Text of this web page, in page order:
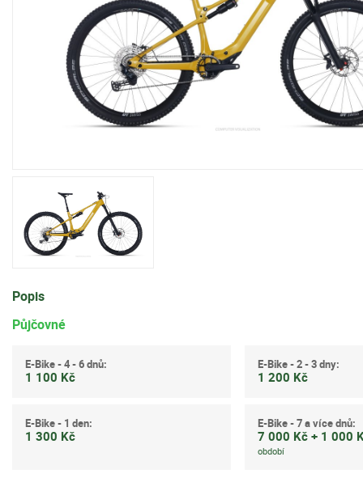
Popis
Půjčovné
E-Bike - 4 - 6 dnů:
1 100 Kč
E-Bike - 2 - 3 dny:
1 200 Kč
E-Bike - 1 den:
1 300 Kč
E-Bike - 7 a více dnů:
7 000 Kč + 1 000
období